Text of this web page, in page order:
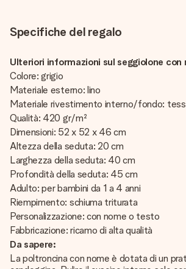
Specifiche del regalo
Ulteriori informazioni sul seggiolone con
Colore: grigio
Materiale esterno: lino
Materiale rivestimento interno/fondo:
Qualità: 420 gr/m²
Dimensioni: 52 x 52 x 46 cm
Altezza della seduta: 20 cm
Larghezza della seduta: 40 cm
Profondità della seduta: 45 cm
Adulto: per bambini da 1 a 4 anni
Riempimento: schiuma triturata
Personalizzazione: con nome o testo
Fabbricazione: ricamo di alta qualità
Da sapere:
La poltroncina con nome è dotata di un